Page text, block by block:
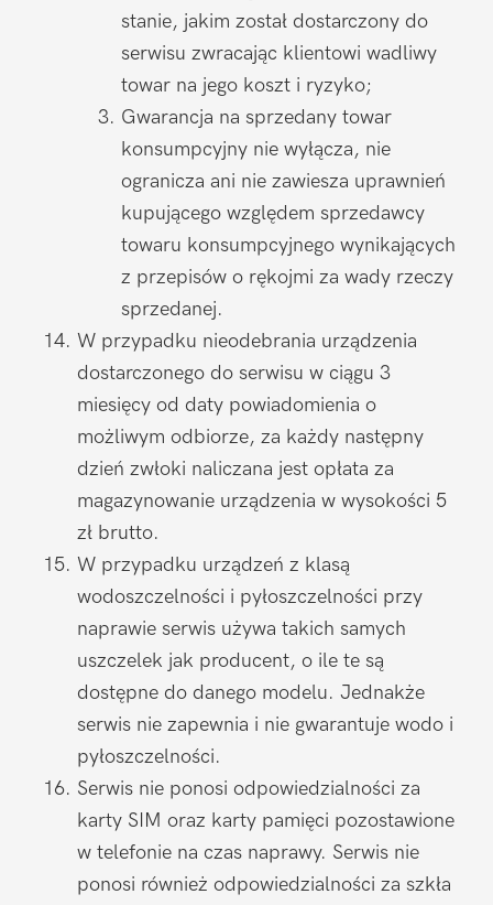
stanie, jakim został dostarczony do
serwisu zwracając klientowi wadliwy
towar na jego koszt i ryzyko;
Gwarancja na sprzedany towar
konsumpcyjny nie wyłącza, nie
ogranicza ani nie zawiesza uprawnień
kupującego względem sprzedawcy
towaru konsumpcyjnego wynikających
z przepisów o rękojmi za wady rzeczy
sprzedanej.
W przypadku nieodebrania urządzenia
dostarczonego do serwisu w ciągu 3
miesięcy od daty powiadomienia o
możliwym odbiorze, za każdy następny
dzień zwłoki naliczana jest opłata za
magazynowanie urządzenia w wysokości 5
zł brutto.
W przypadku urządzeń z klasą
wodoszczelności i pyłoszczelności przy
naprawie serwis używa takich samych
uszczelek jak producent, o ile te są
dostępne do danego modelu. Jednakże
serwis nie zapewnia i nie gwarantuje wodo i
pyłoszczelności.
Serwis nie ponosi odpowiedzialności za
karty SIM oraz karty pamięci pozostawione
w telefonie na czas naprawy. Serwis nie
ponosi również odpowiedzialności za szkła